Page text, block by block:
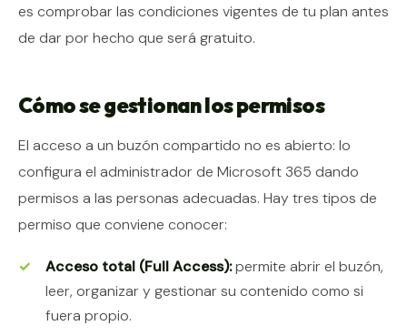
es comprobar las condiciones vigentes de tu plan antes
de dar por hecho que será gratuito.
Cómo se gestionan los permisos
El acceso a un buzón compartido no es abierto: lo
configura el administrador de Microsoft 365 dando
permisos a las personas adecuadas. Hay tres tipos de
permiso que conviene conocer:
Acceso total (Full Access):permite abrir el buzón,
leer, organizar y gestionar su contenido como si
fuera propio.